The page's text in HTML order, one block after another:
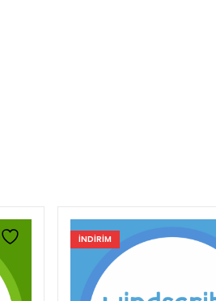
INDIRIM